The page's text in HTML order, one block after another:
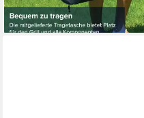
11,81 €mtl. in 12 Raten
lieferbar - in 3-4 Werktagen bei dir